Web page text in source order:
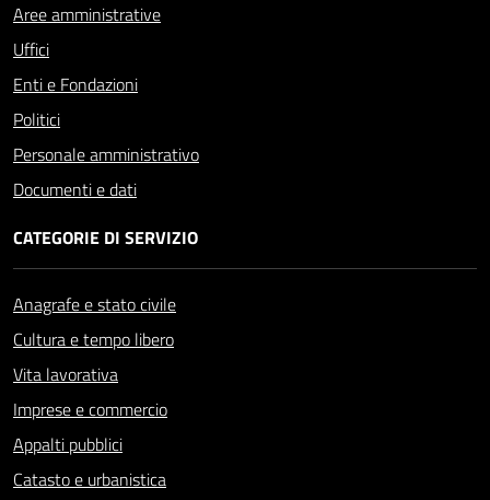
Aree amministrative
Uffici
Enti e Fondazioni
Politici
Personale amministrativo
Documenti e dati
CATEGORIE DI SERVIZIO
Anagrafe e stato civile
Cultura e tempo libero
Vita lavorativa
Imprese e commercio
Appalti pubblici
Catasto e urbanistica